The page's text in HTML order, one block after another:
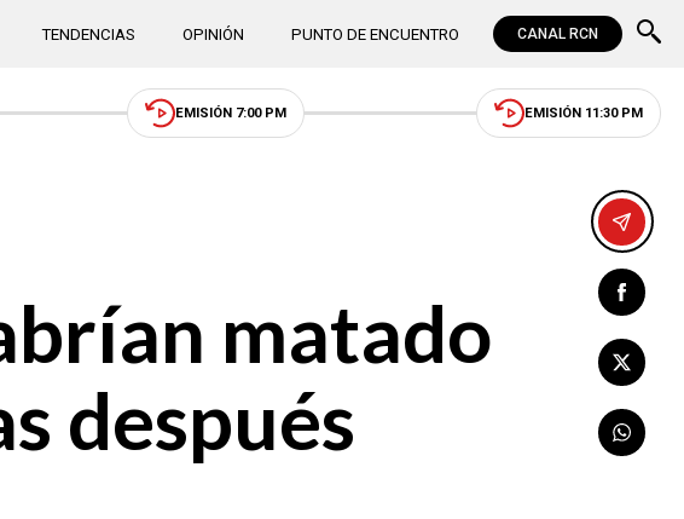
TENDENCIAS OPINIÓN PUNTO DE ENCUENTRO CANAL RCN
EMISIÓN 7:00 PM EMISIÓN 11:30 PM
matado
después